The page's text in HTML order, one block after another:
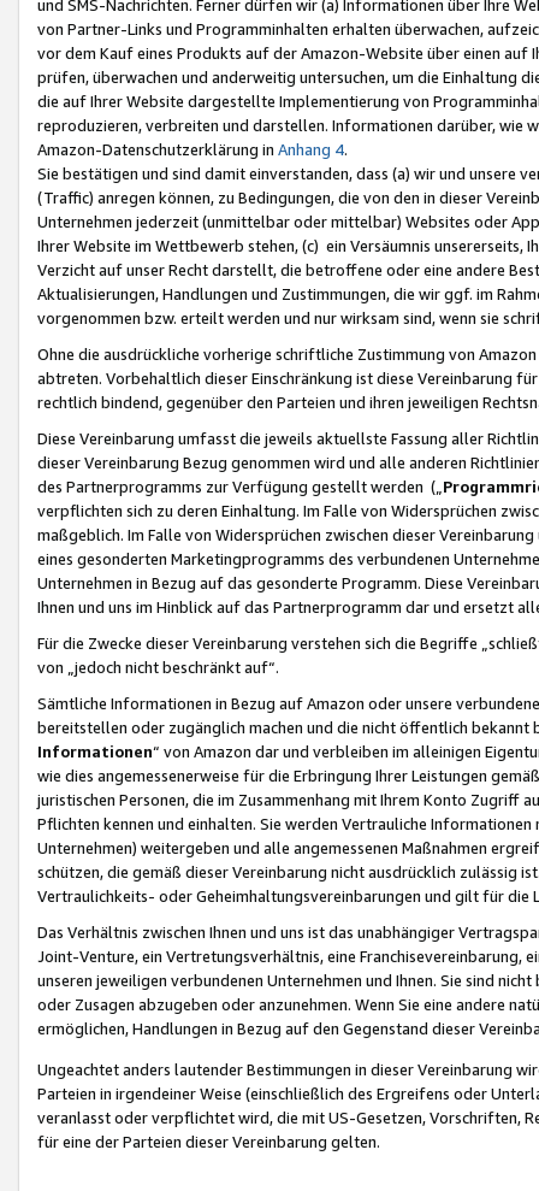
und SMS-Nachrichten. Ferner dürfen wir (a) Informationen über Ihre
von Partner-Links und Programminhalten erhalten überwachen,
vor dem Kauf eines Produkts auf der Amazon-Website über einen
prüfen, überwachen und anderweitig untersuchen, um die Einhaltung
die auf Ihrer Website dargestellte Implementierung von
reproduzieren, verbreiten und darstellen. Informationen darüber, wie
Amazon-Datenschutzerklärung in Anhang 4.
Sie bestätigen und sind damit einverstanden, dass (a) wir und
(Traffic) anregen können, zu Bedingungen, die von den in dieser
Unternehmen jederzeit (unmittelbar oder mittelbar) Websites oder
Ihrer Website im Wettbewerb stehen, (c) ein Versäumnis unsererseits,
Verzicht auf unser Recht darstellt, die betroffene oder eine andere
Aktualisierungen, Handlungen und Zustimmungen, die wir ggf. im
vorgenommen bzw. erteilt werden und nur wirksam sind, wenn sie
Ohne die ausdrückliche vorherige schriftliche Zustimmung von
abtreten. Vorbehaltlich dieser Einschränkung ist diese Vereinbarung
rechtlich bindend, gegenüber den Parteien und ihren jeweiligen
Diese Vereinbarung umfasst die jeweils aktuellste Fassung aller
dieser Vereinbarung Bezug genommen wird und alle anderen
des Partnerprogramms zur Verfügung gestellt werden („
verpflichten sich zu deren Einhaltung. Im Falle von Widersprüchen
maßgeblich. Im Falle von Widersprüchen zwischen dieser
eines gesonderten Marketingprogramms des verbundenen
Unternehmen in Bezug auf das gesonderte Programm. Diese
Ihnen und uns im Hinblick auf das Partnerprogramm dar und ersetzt
Für die Zwecke dieser Vereinbarung verstehen sich die Begriffe
von „jedoch nicht beschränkt auf“.
Sämtliche Informationen in Bezug auf Amazon oder unsere
bereitstellen oder zugänglich machen und die nicht öffentlich
Informationen“ von Amazon dar und verbleiben im alleinigen
wie dies angemessenerweise für die Erbringung Ihrer Leistungen
juristischen Personen, die im Zusammenhang mit Ihrem Konto
Pflichten kennen und einhalten. Sie werden Vertrauliche
Unternehmen) weitergeben und alle angemessenen Maßnahmen
schützen, die gemäß dieser Vereinbarung nicht ausdrücklich zulässig
Vertraulichkeits- oder Geheimhaltungsvereinbarungen und gilt für die
Das Verhältnis zwischen Ihnen und uns ist das unabhängiger
Joint-Venture, ein Vertretungsverhältnis, eine Franchisevereinbarung,
unseren jeweiligen verbundenen Unternehmen und Ihnen. Sie sind
oder Zusagen abzugeben oder anzunehmen. Wenn Sie eine andere
ermöglichen, Handlungen in Bezug auf den Gegenstand dieser
Ungeachtet anders lautender Bestimmungen in dieser Vereinbarung
Parteien in irgendeiner Weise (einschließlich des Ergreifens oder
veranlasst oder verpflichtet wird, die mit US-Gesetzen, Vorschriften,
für eine der Parteien dieser Vereinbarung gelten.